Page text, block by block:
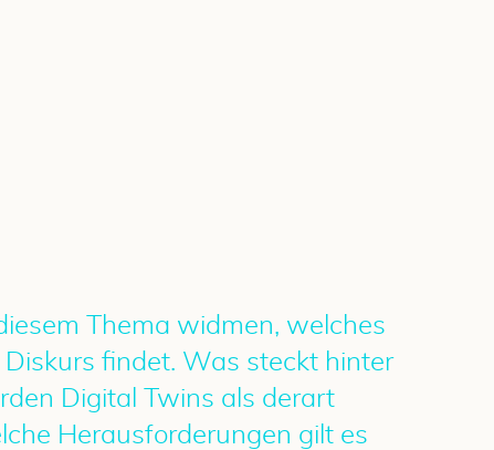
Thema widmen, welches
findet. Was steckt hinter
Digital Twins als derart
Herausforderungen gilt es